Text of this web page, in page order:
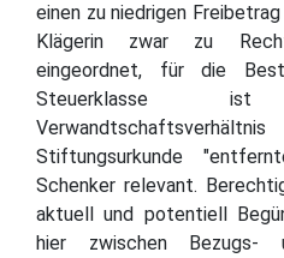
einen zu niedrigen
Klägerin zwar zu
eingeordnet, für die
Steuerklasse
Stiftungsurkunde
Schenker relevant.
aktuell und potentiell
hier zwischen Bezugs-